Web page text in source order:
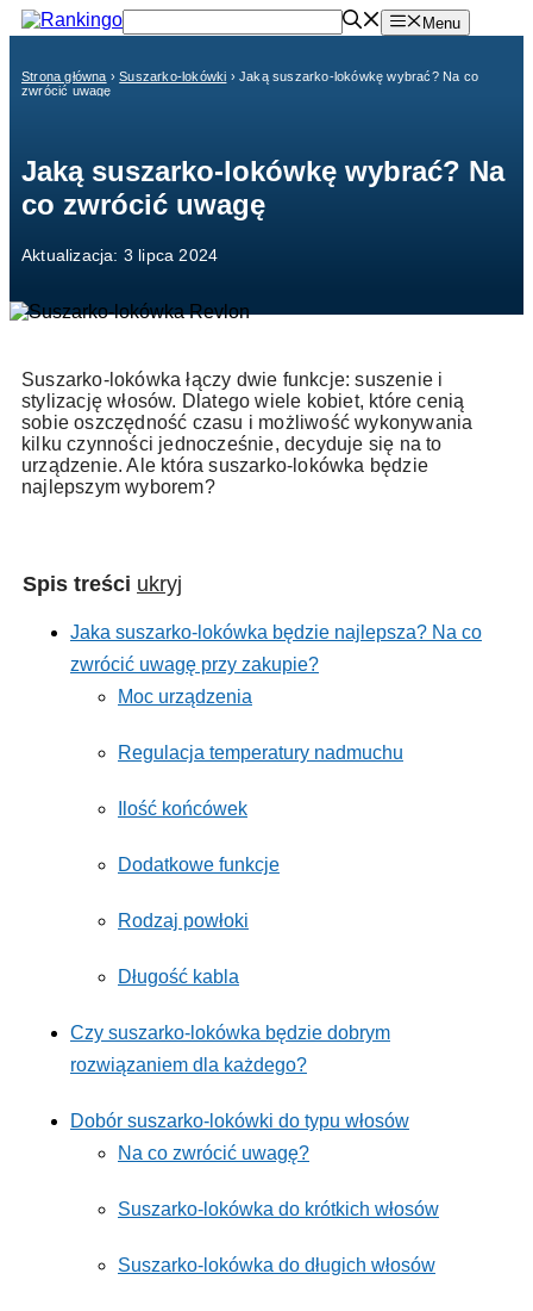
Przejdź
do
Menu
Strona główna ›Suszarko-lokówki ›Jaką suszarko-lokówkę wybrać? Na co
zwrócić uwagę
Jaką suszarko-lokówkę wybrać? Na
co zwrócić uwagę
Aktualizacja: 3 lipca 2024
Suszarko-lokówka łączy dwie funkcje: suszenie i
stylizację włosów. Dlatego wiele kobiet, które cenią
sobie oszczędność czasu i możliwość wykonywania
kilku czynności jednocześnie, decyduje się na to
urządzenie. Ale która suszarko-lokówka będzie
najlepszym wyborem?
Spis treści ukryj
Jaka suszarko-lokówka będzie najlepsza? Na co
zwrócić uwagę przy zakupie?
Moc urządzenia
Regulacja temperatury nadmuchu
Ilość końcówek
Dodatkowe funkcje
Rodzaj powłoki
Długość kabla
Czy suszarko-lokówka będzie dobrym
rozwiązaniem dla każdego?
Dobór suszarko-lokówki do typu włosów
Na co zwrócić uwagę?
Suszarko-lokówka do krótkich włosów
Suszarko-lokówka do długich włosów